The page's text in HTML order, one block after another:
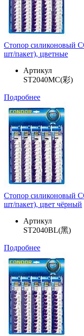
Стопор силиконовый
шт/пакет), цветные
Артикул
ST2040MC(彩)
Подробнее
Стопор силиконовый
шт/пакет), цвет чёрный
Артикул
ST2040BL(黑)
Подробнее